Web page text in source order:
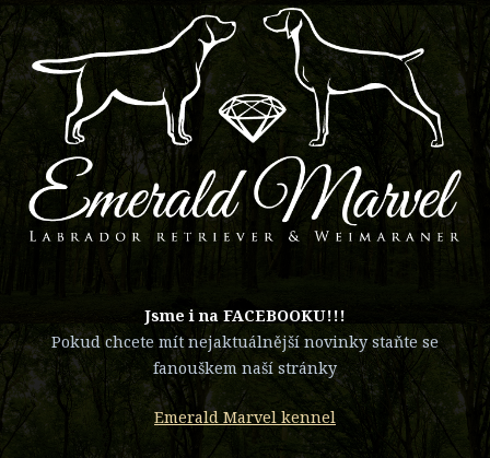
​Jsme i na FACEBOOKU!!!
Pokud chcete mít nejaktuálnější novinky staňte se
fanouškem naší stránky
Emerald Marvel kennel